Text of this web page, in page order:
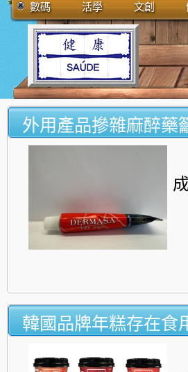
數碼 活學 文創
外用產品摻雜麻醉藥
韓國品牌年糕存在食